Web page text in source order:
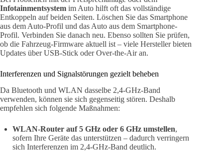
Infotainmentsystem im Auto hilft oft das vollständige
Entkoppeln auf beiden Seiten. Löschen Sie das Smartphone
aus dem Auto-Profil und das Auto aus dem Smartphone-
Profil. Verbinden Sie danach neu. Ebenso sollten Sie prüfen,
ob die Fahrzeug-Firmware aktuell ist – viele Hersteller bieten
Updates über USB-Stick oder Over-the-Air an.
Interferenzen und Signalstörungen gezielt beheben
Da Bluetooth und WLAN dasselbe 2,4-GHz-Band
verwenden, können sie sich gegenseitig stören. Deshalb
empfehlen sich folgende Maßnahmen:
WLAN-Router auf 5 GHz oder 6 GHz umstellen,
sofern Ihre Geräte das unterstützen – dadurch verringern
sich Interferenzen im 2,4-GHz-Band deutlich.